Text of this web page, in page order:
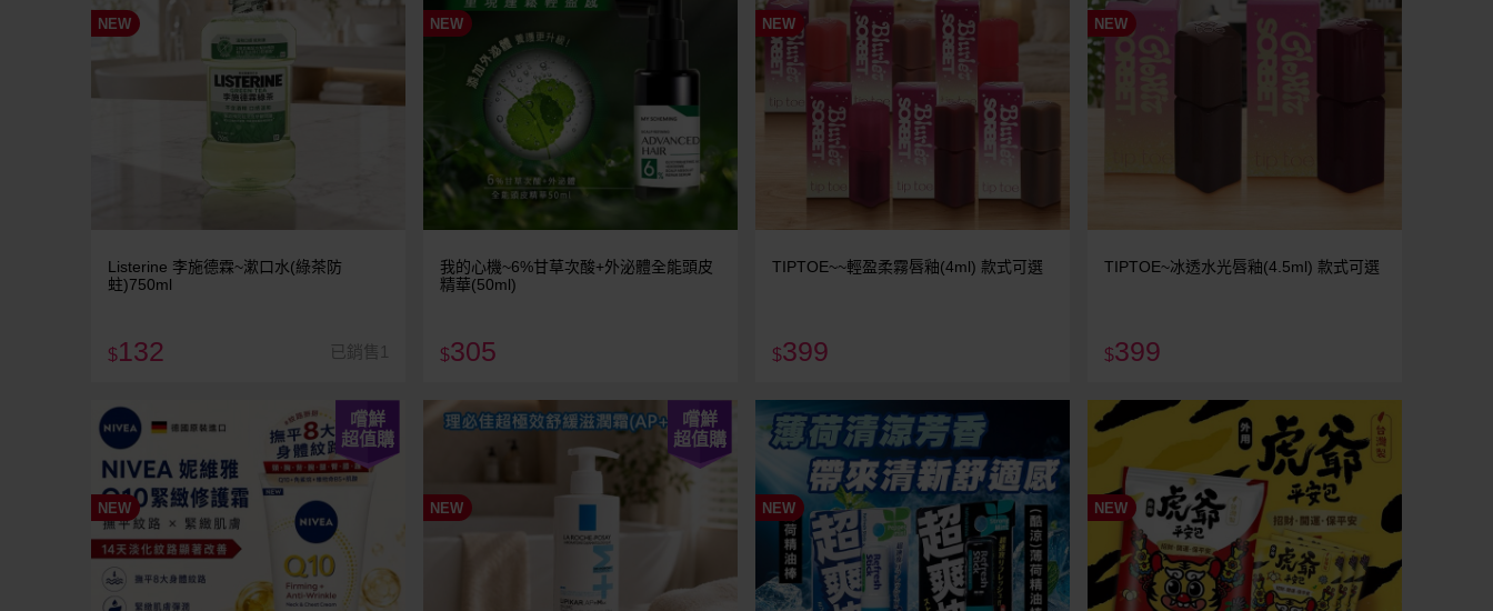
NEW
Listerine 李施德霖~漱口水(綠茶防
蛀)750ml
$132 已銷售1
NEW
我的心機~6%甘草次酸+外泌體全能頭皮
精華(50ml)
$305
NEW
TIPTOE~~輕盈柔霧唇釉(4ml) 款式可選
$399
NEW
TIPTOE~冰透水光唇釉(4.5ml) 款式可選
$399
NEW
嚐鮮
超值購
NEW
嚐鮮
超值購
NEW NEW